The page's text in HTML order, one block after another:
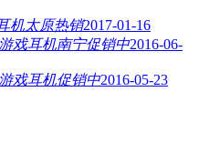
机太原热销2017-01-16
戏耳机南宁促销中2016-06-
戏耳机促销中2016-05-23